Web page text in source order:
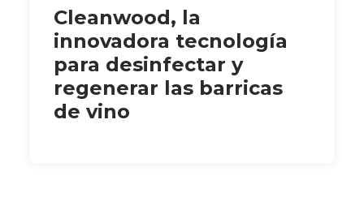
Cleanwood, la
innovadora tecnología
para desinfectar y
regenerar las barricas
de vino